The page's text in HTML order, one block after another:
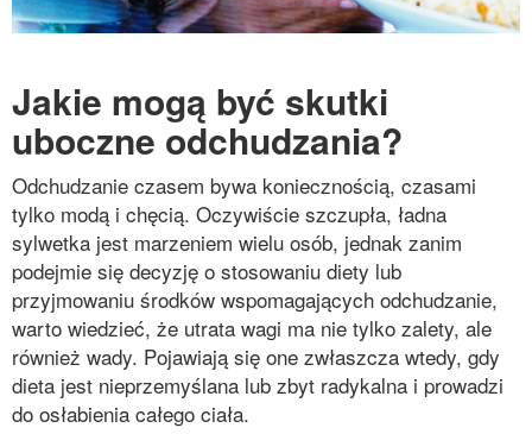
Jakie mogą być skutki
uboczne odchudzania?
Odchudzanie czasem bywa koniecznością, czasami
tylko modą i chęcią. Oczywiście szczupła, ładna
sylwetka jest marzeniem wielu osób, jednak zanim
podejmie się decyzję o stosowaniu diety lub
przyjmowaniu środków wspomagających odchudzanie,
warto wiedzieć, że utrata wagi ma nie tylko zalety, ale
również wady. Pojawiają się one zwłaszcza wtedy, gdy
dieta jest nieprzemyślana lub zbyt radykalna i prowadzi
do osłabienia całego ciała.